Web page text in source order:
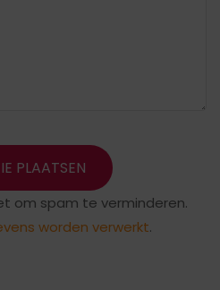
om spam te verminderen.
worden verwerkt.